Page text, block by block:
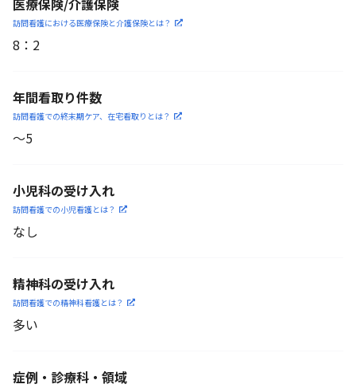
医療保険/介護保険
訪問看護における医療保険と介護保険とは？
8 ： 2
年間看取り件数
訪問看護での終末期ケア、 在宅看取りとは？
〜5
小児科の受け入れ
訪問看護での小児看護とは？
なし
精神科の受け入れ
訪問看護での精神科看護とは？
多い
症例・診療科・ 領域